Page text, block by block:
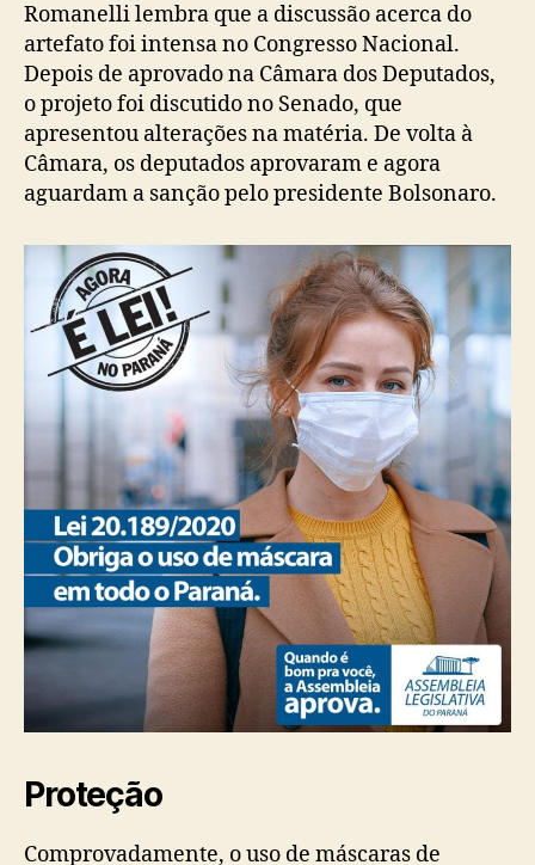
Romanelli lembra que a discussão acerca do
artefato foi intensa no Congresso Nacional.
Depois de aprovado na Câmara dos Deputados,
o projeto foi discutido no Senado, que
apresentou alterações na matéria. De volta à
Câmara, os deputados aprovaram e agora
aguardam a sanção pelo presidente Bolsonaro.
Proteção
Comprovadamente, o uso de máscaras de